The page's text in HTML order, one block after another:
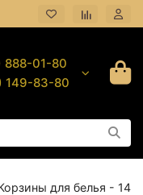
888-01-80
149-83-80
для белья - 14